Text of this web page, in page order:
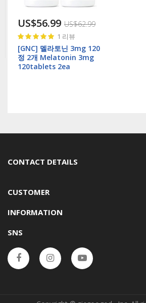
US$56.99 US$62.99
Rating:
100%
1 리뷰
[GNC] 멜라토닌 3mg 120
정 2개 Melatonin 3mg
120tablets 2ea
CONTACT DETAILS
CUSTOMER
INFORMATION
SNS